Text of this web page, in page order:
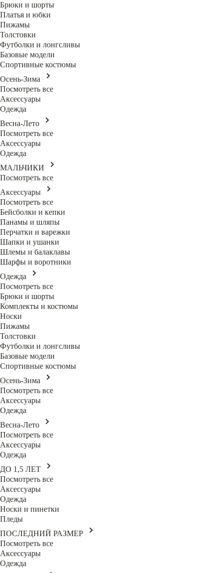
Брюки и шорты
Платья и юбки
Пижамы
Толстовки
Футболки и лонгсливы
Базовые модели
Спортивные костюмы
Осень-Зима
Посмотреть все
Аксессуары
Одежда
Весна-Лето
Посмотреть все
Аксессуары
Одежда
МАЛЬЧИКИ
Посмотреть все
Аксессуары
Посмотреть все
Бейсболки и кепки
Панамы и шляпы
Перчатки и варежки
Шапки и ушанки
Шлемы и балаклавы
Шарфы и воротники
Одежда
Посмотреть все
Брюки и шорты
Комплекты и костюмы
Носки
Пижамы
Толстовки
Футболки и лонгсливы
Базовые модели
Спортивные костюмы
Осень-Зима
Посмотреть все
Аксессуары
Одежда
Весна-Лето
Посмотреть все
Аксессуары
Одежда
ДО 1,5 ЛЕТ
Посмотреть все
Аксессуары
Одежда
Носки и пинетки
Пледы
ПОСЛЕДНИЙ РАЗМЕР
Посмотреть все
Аксессуары
Одежда